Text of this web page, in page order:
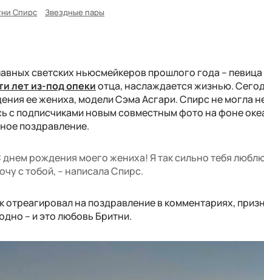
Спирс Звездные пары
светских ньюсмейкеров прошлого года –
лет из-под опекиотца, наслаждается жизнью.
ее жениха, модели Сэма Асгари. Спирс не могла
с подписчиками новым совместным фото на фоне
поздравление.
днем рождения моего жениха! Я так сильно тебя
с тобой, – написала Спирс.
отреагировал на поздравление в комментариях,
– и это любовь Бритни.